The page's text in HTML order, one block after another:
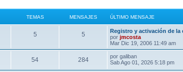
TEMAS MENSAJES ÚLTIMO MENSAJE
5 5
Registro y activación de la
por jmcosta
Mar Dic 19, 2006 11:49 am
54 284 por galiban
Sab Ago 01, 2026 5:18 pm